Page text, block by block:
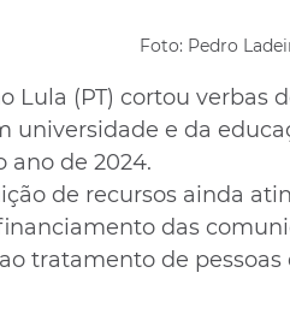
Foto: Pedro
Lula (PT) cortou verbas
universidade e da
ano de 2024.
de recursos ainda
das
tratamento de